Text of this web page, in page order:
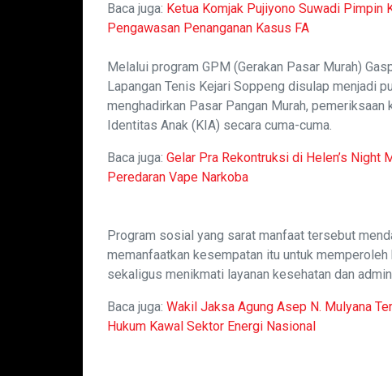
Baca juga: Ketua Komjak Pujiyono Suwadi Pimpin
Pengawasan Penanganan Kasus FA
Melalui program GPM (Gerakan Pasar Murah)
Lapangan Tenis Kejari Soppeng disulap menjadi
menghadirkan Pasar Pangan Murah,
Identitas Anak (KIA) secara cuma-cuma.
Baca juga: Gelar Pra Rekontruksi di Helen’s Night
Peredaran Vape Narkoba
Program sosial yang sarat manfaat tersebut
memanfaatkan kesempatan itu untuk
sekaligus menikmati layanan kesehatan dan
Baca juga: Wakil Jaksa Agung Asep N. Mulyana
Hukum Kawal Sektor Energi Nasional